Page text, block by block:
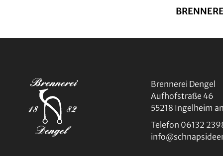
Brennerei Dengel
Aufhofstraße 46
55218 Ingelheim
Telefon 06132